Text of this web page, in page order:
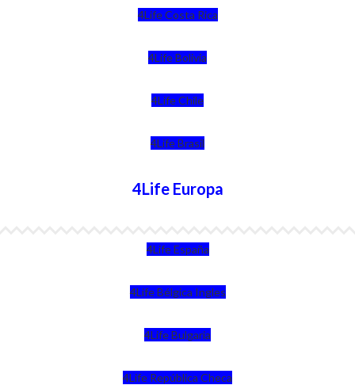
4Life Costa Rica
4Life Bolivia
4Life Chile
4Life Brasil
4Life Europa
4Life España
4Life Bélgica Ingles
4Life Bulgaria
4Life República Checa